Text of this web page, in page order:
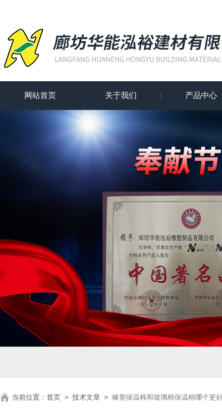
网站首页 关于我们 产品中心
当前位置： 首页 > 技术文章 > 橡塑保温棉和玻璃棉保温棉哪个更